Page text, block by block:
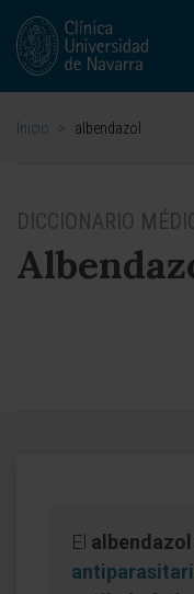
Inicio > albendazol
DICCIONARIO
El albendazol